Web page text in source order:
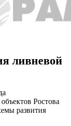
ливневой
Ростова
развития